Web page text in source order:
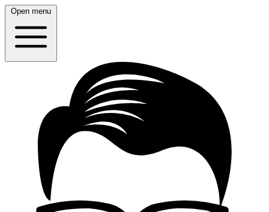
Open menu